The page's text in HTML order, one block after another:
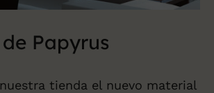
Papyrus
nuestra tienda el nuevo material